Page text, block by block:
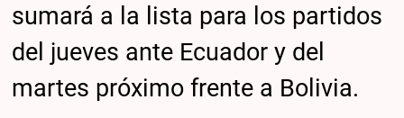
sumará a la lista para los partidos
del jueves ante Ecuador y del
martes próximo frente a Bolivia.